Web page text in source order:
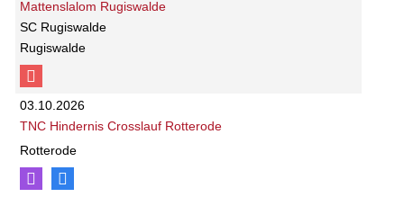
Mattenslalom Rugiswalde
SC Rugiswalde
Rugiswalde
03.10.2026
TNC Hindernis Crosslauf Rotterode
Rotterode